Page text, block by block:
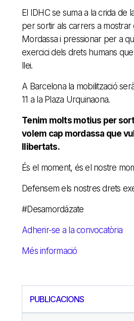
El IDHC se suma a la crida de
per sortir als carrers a
Mordassa i pressionar per a
exercici dels drets humans
llei.
A Barcelona la mobilització
11 a la Plaza Urquinaona.
Tenim molts motius per
volem cap mordassa que
llibertats.
És el moment, és el nostre
Defensem els nostres drets
#Desamordázate
Adherir-se a la convocatòria
Més informació
PUBLICACIONS